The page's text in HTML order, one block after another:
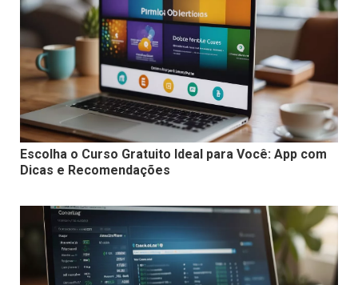
Escolha o Curso Gratuito Ideal para Você: App com
Dicas e Recomendações